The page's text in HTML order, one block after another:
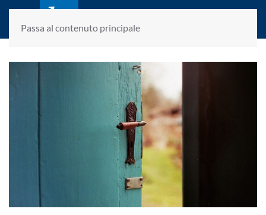
Passa al contenuto principale
laletteraturaenoi.it
fondato da Romano Luperini